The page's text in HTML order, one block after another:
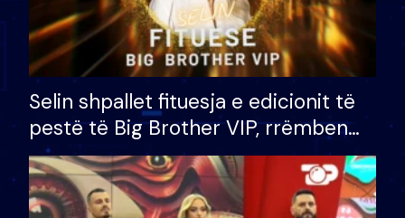
Selin shpallet fituesja e edicionit të
pestë të Big Brother VIP, rrëmben
çmimin e madh prej 100 mijë eurosh